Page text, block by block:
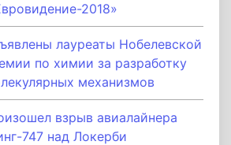
2018»
лауреаты Нобелевской
по химии за разработку
механизмов
взрыв авиалайнера
747 над Локерби